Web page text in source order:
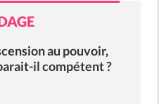
au pouvoir,
il compétent ?